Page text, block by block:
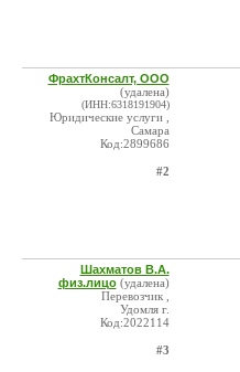
ФрахтКонсалт, ООО
(удалена)
(ИНН:6318191904)
Юридические услуги ,
Самара
Код:2899686
#2
Шахматов В.А.
физ.лицо (удалена)
Перевозчик ,
Удомля г.
Код:2022114
#3